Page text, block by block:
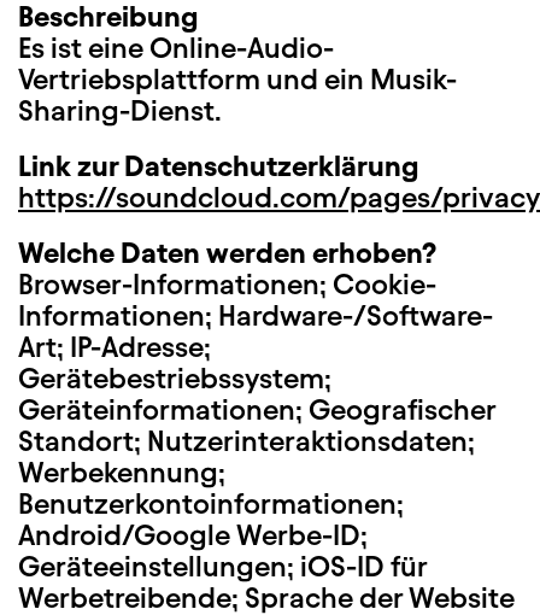
Beschreibung
Es ist eine Online-Audio-
Vertriebsplattform und ein Musik-
Sharing-Dienst.
Link zur Datenschutzerklärung
https://soundcloud.com/pages/privacy
Welche Daten werden erhoben?
Browser-Informationen; Cookie-
Informationen; Hardware-/Software-
Art; IP-Adresse;
Gerätebestriebssystem;
Geräteinformationen; Geografischer
Standort; Nutzerinteraktionsdaten;
Werbekennung;
Benutzerkontoinformationen;
Android/Google Werbe-ID;
Geräteeinstellungen; iOS-ID für
Werbetreibende; Sprache der Website